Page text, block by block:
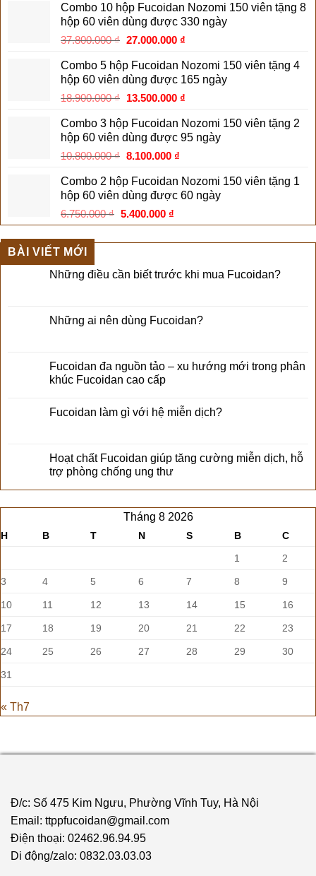
là:
17.820.000 ₫.
tại
là:
17.400.000 ₫.
Combo 10 hộp Fucoidan Nozomi 150 viên tặng 8
hộp 60 viên dùng được 330 ngày
37.800.000₫ Giá
là:
37.800.000 ₫.
27.000.000 ₫Giá
tại
là:
27.000.000 ₫.
Combo 5 hộp Fucoidan Nozomi 150 viên tặng 4
hộp 60 viên dùng được 165 ngày
18.900.000₫ Giá
là:
18.900.000 ₫.
13.500.000 ₫Giá
tại
là:
Combo 3 hộp Fucoidan Nozomi 150 viên tặng 2
hộp 60 viên dùng được 95 ngày
10.800.000₫ Giá
là:
10.800.000 ₫.
8.100.000 ₫Giá
tại
là:
Combo 2 hộp Fucoidan Nozomi 150 viên tặng 1
hộp 60 viên dùng được 60 ngày
6.750.000₫ Giá
gốc
là:
5.400.000 ₫Giá
hiện
tại
5.400.000 ₫.
BÀI VIẾT MỚI
Những điều cần biết trước khi mua Fucoidan?
Những ai nên dùng Fucoidan?
Fucoidan đa nguồn tảo – xu hướng mới trong phân
khúc Fucoidan cao cấp
Fucoidan làm gì với hệ miễn dịch?
Hoạt chất Fucoidan giúp tăng cường miễn dịch, hỗ
trợ phòng chống ung thư
Tháng 8 2026
H B T N S B
C
1
2
3 4 5 6 7 8 9
10 11 12 13 14 15 16
17 18 19 20 21 22 23
24 25 26 27 28 29 30
31
« Th7
Đ/c: Số 475 Kim Ngưu, Phường Vĩnh Tuy, Hà Nội
Email: ttppfucoidan@gmail.com
Điện thoại: 02462.96.94.95
Di động/zalo: 0832.03.03.03